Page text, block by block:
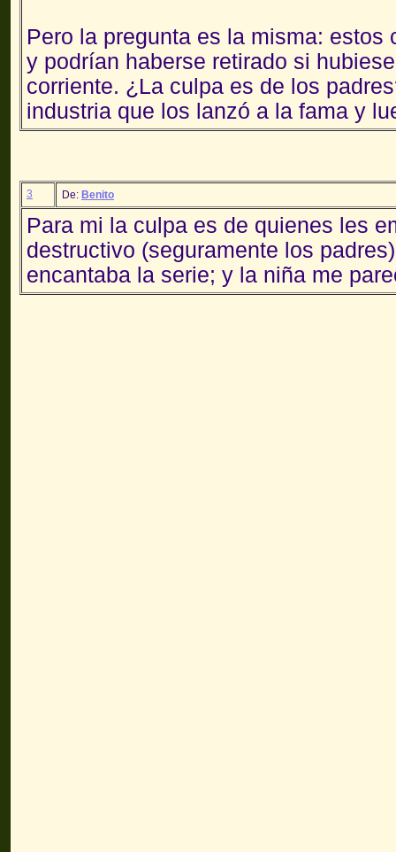
Pero la pregunta es la misma:
y podrían haberse retirado si
corriente. ¿La culpa es de los
industria que los lanzó a la fama y
3 De: Benito
Para mi la culpa es de quienes les
destructivo (seguramente los
encantaba la serie; y la niña me